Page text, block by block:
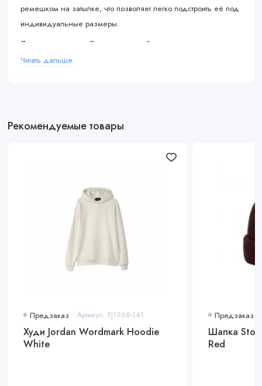
ремешком на затылке, что позволяет легко подстроить её под
индивидуальные размеры.
Логотипы и детали: Элементы дизайна, такие как логотипы
Nike и Off-White, подчеркивают эксклюзивность и стиль этой
различными стилями одежды.
Читать дальше
Рекомендуемые товары
Предзаказ Артикул: FJ1966-141
Худи Jordan Wordmark Hoodie
White
Предзаказ
Шапка
Red